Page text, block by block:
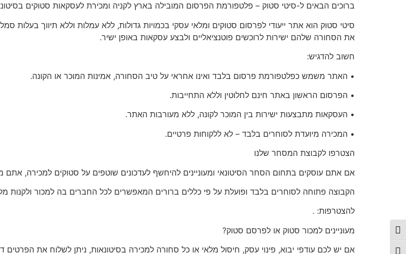
הפעל/כבה ניגודיות גבוהה
ברוכים הבאים ל-סיטי סטוק – פלטפורמת הפרסום המובילה בארץ לקניה ומכירת לעסקאות סטוקים
את הסחורה שלהם ישירות לרוכשים פוטנציאליים ולבצע עסקאות באופן ישיר.
חשוב להדגיש:
• האתר משמש כפלטפורמת פרסום בלבד ואינו אחראי על טיב הסחורה, אמינות המוכר או הקונה.
• הפרסום הראשון באתר חינם לחלוטין וללא התחייבות.
• העסקאות מתבצעות ישירות בין המוכר לקונה, ללא מעורבות האתר.
• המכירה מיועדת לסוחרים בלבד – לא ללקוחות פרטיים.
הצטרפו לקבוצת המסחר שלנו
אם אתם עוסקים בתחום הסחר הסיטונאי ומעוניינים להיחשף לעדכונים שוטפים על סטוקים למכירה, אתם
הקבוצה פתוחה לסוחרים בלבד ופועלת על פי כללים ברורים המאפשרים לכל החברים בה למכור ולקנות
להצטרפות: .
מעוניינים למכור סטוק או לפרסם סטוק?
אם יש לכם עודפי יבוא, פינוי עסק, חיסול מלאי או כל סחורה למכירה בסיטונאות, ניתן לשלוח את הפרטים